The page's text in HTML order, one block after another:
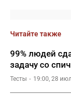
Читайте также
99% людей
задачу со
Тесты 19:00, 28